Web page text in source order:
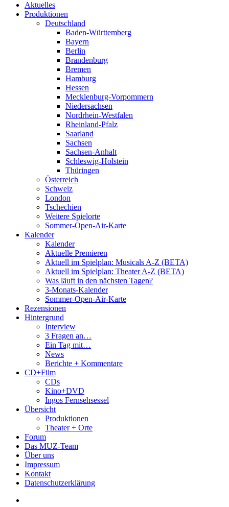
Aktuelles
Produktionen
Deutschland
Baden-Württemberg
Bayern
Berlin
Brandenburg
Bremen
Hamburg
Hessen
Mecklenburg-Vorpommern
Niedersachsen
Nordrhein-Westfalen
Rheinland-Pfalz
Saarland
Sachsen
Sachsen-Anhalt
Schleswig-Holstein
Thüringen
Österreich
Schweiz
London
Tschechien
Weitere Spielorte
Sommer-Open-Air-Karte
Kalender
Kalender
Aktuelle Premieren
Aktuell im Spielplan: Musicals A-Z (BETA)
Aktuell im Spielplan: Theater A-Z (BETA)
Was läuft in den nächsten Tagen?
3-Monats-Kalender
Sommer-Open-Air-Karte
Rezensionen
Hintergrund
Interview
3 Fragen an…
Ein Tag mit…
News
Berichte + Kommentare
CD+Film
CDs
Kino+DVD
Ingos Fernsehsessel
Übersicht
Produktionen
Theater + Orte
Forum
Das MUZ-Team
Über uns
Impressum
Kontakt
Datenschutzerklärung